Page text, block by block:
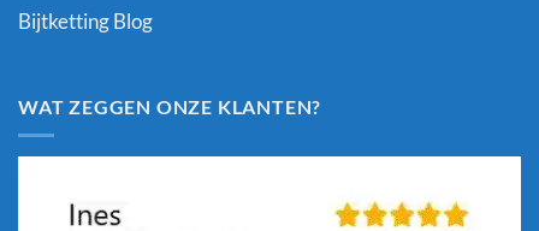
Bijtketting Blog
WAT ZEGGEN ONZE KLANTEN?